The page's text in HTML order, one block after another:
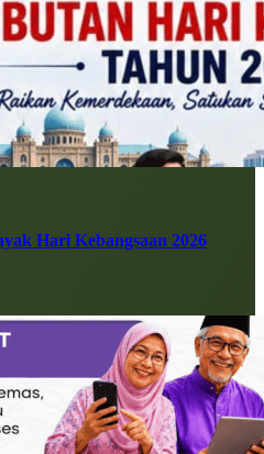
Hari Kebangsaan 2026